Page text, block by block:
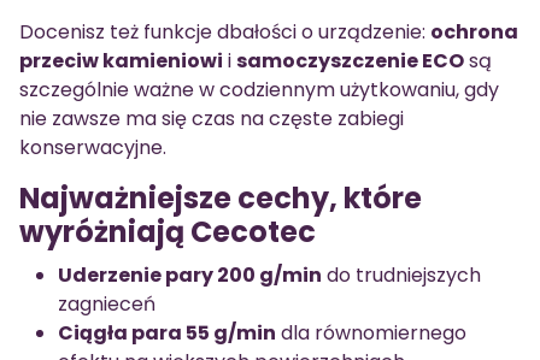
Docenisz też funkcje dbałości o urządzenie: ochrona
przeciw kamieniowi isamoczyszczenie ECOsą
szczególnie ważne w codziennym użytkowaniu, gdy
nie zawsze ma się czas na częste zabiegi
konserwacyjne.
Najważniejsze cechy, które
wyróżniają Cecotec
Uderzenie pary 200 g/min do trudniejszych
zagnieceń
Ciągła para 55 g/min dla równomiernego